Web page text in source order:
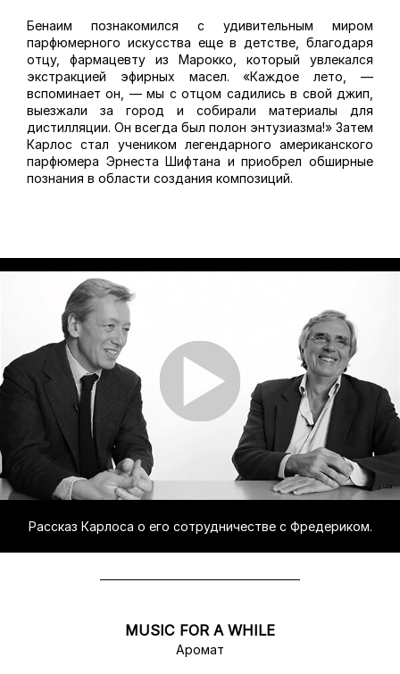
Бенаим познакомился с удивительным миром
парфюмерного искусства еще в детстве, благодаря
отцу, фармацевту из Марокко, который увлекался
экстракцией эфирных масел. «Каждое лето, —
вспоминает он, — мы с отцом садились в свой джип,
выезжали за город и собирали материалы для
дистилляции. Он всегда был полон энтузиазма!» Затем
Карлос стал учеником легендарного американского
парфюмера Эрнеста Шифтана и приобрел обширные
познания в области создания композиций.
Рассказ Карлоса о его сотрудничестве с Фредериком.
MUSIC FOR A WHILE
Аромат